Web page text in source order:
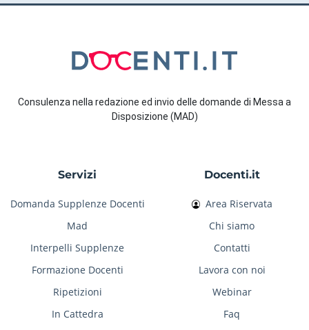
Consulenza nella redazione ed invio delle domande di Messa a
Disposizione (MAD)
Servizi
Domanda Supplenze Docenti
Mad
Interpelli Supplenze
Formazione Docenti
Ripetizioni
In Cattedra
Docenti.it
Area Riservata
Chi siamo
Contatti
Lavora con noi
Webinar
Faq